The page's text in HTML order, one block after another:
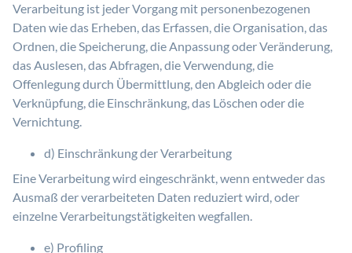
Verarbeitung ist jeder Vorgang mit personenbezogenen
Daten wie das Erheben, das Erfassen, die Organisation, das
Ordnen, die Speicherung, die Anpassung oder Veränderung,
das Auslesen, das Abfragen, die Verwendung, die
Offenlegung durch Übermittlung, den Abgleich oder die
Verknüpfung, die Einschränkung, das Löschen oder die
Vernichtung.
d) Einschränkung der Verarbeitung
Eine Verarbeitung wird eingeschränkt, wenn entweder das
Ausmaß der verarbeiteten Daten reduziert wird, oder
einzelne Verarbeitungstätigkeiten wegfallen.
e) Profiling